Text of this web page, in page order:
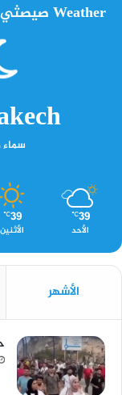
Weather صيصثي
39
℃
الأحد
39
℃
الأثنين
الأشهر